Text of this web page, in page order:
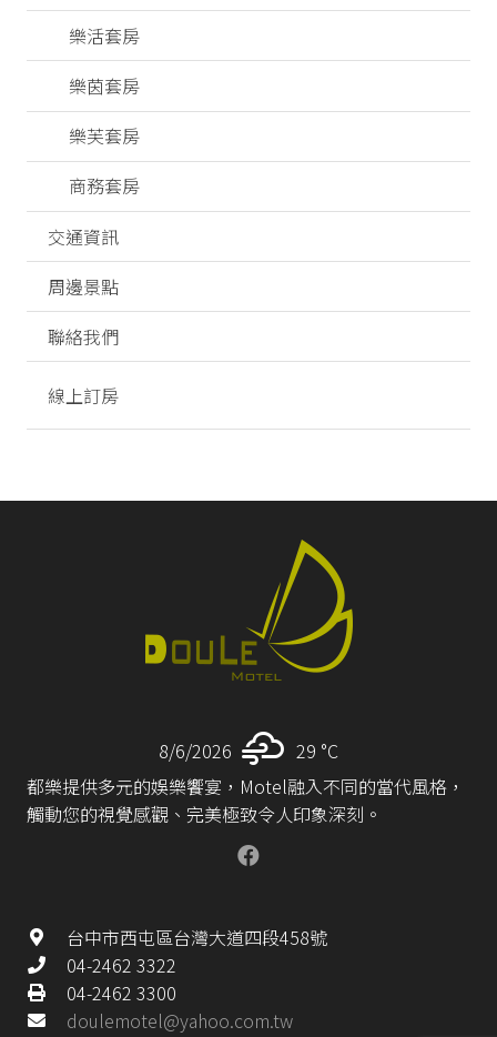
樂活套房
樂茵套房
樂芙套房
商務套房
交通資訊
周邊景點
聯絡我們
線上訂房
8/6/2026 29 °C
都樂提供多元的娛樂饗宴，Motel融入不同的當代風格，
觸動您的視覺感觀、完美極致令人印象深刻。
台中市西屯區台灣大道四段458號
04-2462 3322
04-2462 3300
doulemotel@yahoo.com.tw